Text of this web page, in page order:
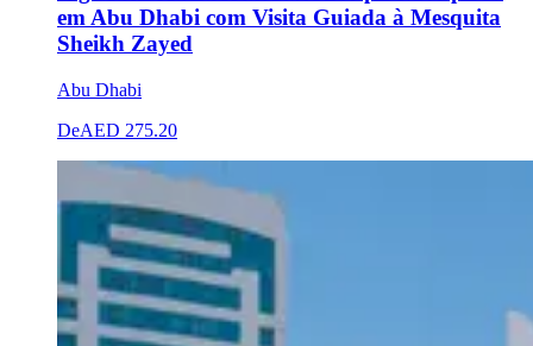
em Abu Dhabi com Visita Guiada à Mesquita
Sheikh Zayed
Abu Dhabi
DeAED 275.20